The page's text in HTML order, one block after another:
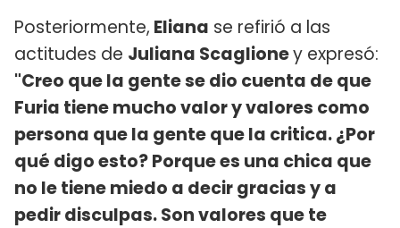
Posteriormente, Eliana se refirió a las
actitudes de Juliana Scaglioney expresó:
"Creo que la gente se dio cuenta de que
Furia tiene mucho valor y valores como
persona que la gente que la critica. ¿Por
qué digo esto? Porque es una chica que
no le tiene miedo a decir gracias y a
pedir disculpas. Son valores que te